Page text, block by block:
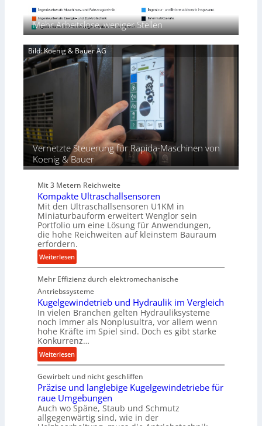
ü
c
k
r
o
n
w
e
n
d
u
d
i
P
r
o
d
u
k
t
i
o
n
i
n
d
e
n
M
i
t
t
e
l
s
p
a
d
i
Mehr Arbeitslose, weniger Stellen
Bild: Koenig & Bauer AG
Vernetzte Steuerung für Rapida-Maschinen von
Koenig & Bauer
Mit 3 Metern Reichweite
Kompakte Ultraschallsensoren
Mit den Ultraschallsensoren U1KM in
Miniaturbauform erweitert Wenglor sein
Portfolio um eine Lösung für Anwendungen,
die hohe Reichweiten auf kleinstem Bauraum
erfordern.
Weiterlesen:
K
o
m
p
a
k
t
e
U
l
t
r
a
s
c
Mehr Effizienz durch elektromechanische
Antriebssysteme
Kugelgewindetrieb und Hydraulik im Vergleich
In vielen Branchen gelten Hydrauliksysteme
noch immer als Nonplusultra, vor allem wenn
hohe Kräfte im Spiel sind. Doch es gibt starke
Konkurrenz…
Weiterlesen:
K
u
g
e
l
g
Gewirbelt und nicht geschliffen
Präzise und langlebige Kugelgewindetriebe für
raue Umgebungen
Auch wo Späne, Staub und Schmutz
allgegenwärtig sind, wie in der